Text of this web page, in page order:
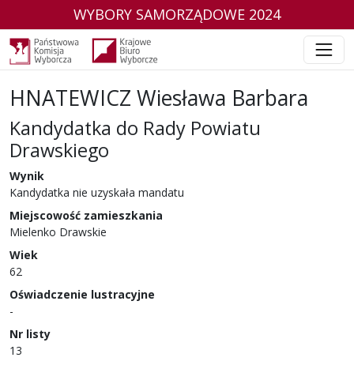
WYBORY SAMORZĄDOWE 2024
HNATEWICZ Wiesława Barbara
Kandydatka do Rady Powiatu
Drawskiego
w wyborach samorządowych w 2024 r.
Wynik
Kandydatka nie uzyskała mandatu
Miejscowość zamieszkania
Mielenko Drawskie
Wiek
62
Oświadczenie lustracyjne
-
Nr listy
13